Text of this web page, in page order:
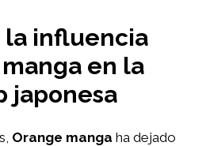
la influencia
en la
japonesa
Orange manga ha dejado